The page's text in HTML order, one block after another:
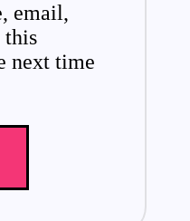
email,
this
next time